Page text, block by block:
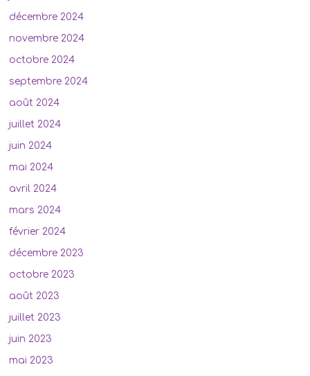
décembre 2024
novembre 2024
octobre 2024
septembre 2024
août 2024
juillet 2024
juin 2024
mai 2024
avril 2024
mars 2024
février 2024
décembre 2023
octobre 2023
août 2023
juillet 2023
juin 2023
mai 2023